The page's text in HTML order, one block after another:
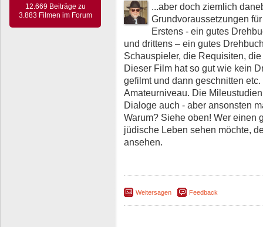
12.669 Beiträge zu
3.883 Filmen im Forum
...aber doch ziemlich
Grundvoraussetzungen
Erstens - ein gutes
und drittens – ein gutes
Schauspieler, die Requisiten,
Dieser Film hat so gut wie kein
gefilmt und dann geschnitten
Amateurniveau. Die
Dialoge auch - aber ansonsten
Warum? Siehe oben! Wer einen
jüdische Leben sehen möchte,
ansehen.
Weitersagen Feedback